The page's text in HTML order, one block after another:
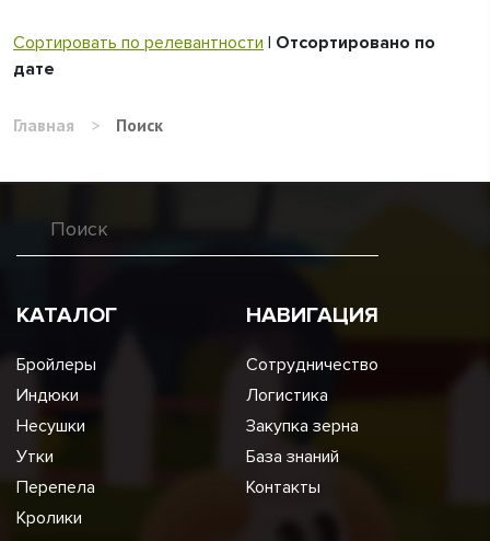
Сортировать по релевантности | Отсортировано по
дате
Главная > Поиск
КАТАЛОГ
Бройлеры
Индюки
Несушки
Утки
Перепела
Кролики
НАВИГАЦИЯ
Сотрудничество
Логистика
Закупка зерна
База знаний
Контакты